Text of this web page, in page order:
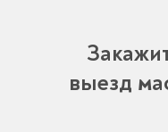
выезд